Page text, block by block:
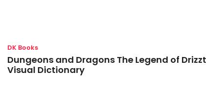
DK Books
Dungeons and Dragons The Legend of Drizzt
Visual Dictionary